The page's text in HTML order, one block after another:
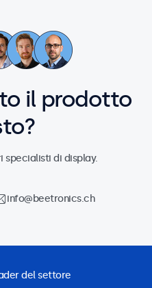
il prodotto
specialisti di display.
info@beetronics.ch
del settore